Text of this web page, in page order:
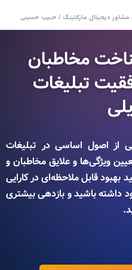
دیجیتال مارکتینگ / حبیب حسینی
مخاطبان
تبلیغات
اصول اساسی در تبلیغات
ویژگی‌ها و علایق مخاطبان و
قابل ملاحظه‌ای در کارایی
داشته باشید و بازدهی بیشتری